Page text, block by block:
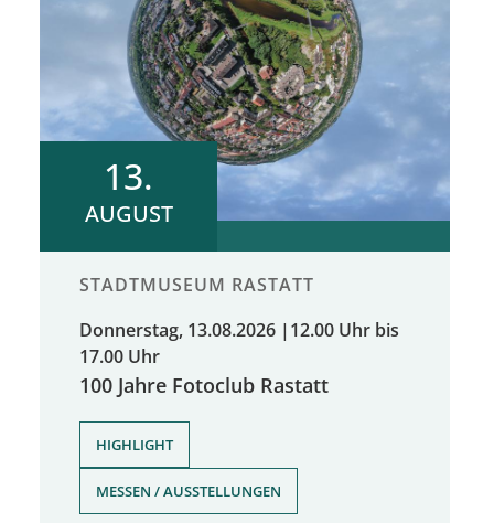
13.
AUGUST
STADTMUSEUM RASTATT
Donnerstag, 13.08.2026 | 12.00 Uhr bis
17.00 Uhr
100 Jahre Fotoclub Rastatt
HIGHLIGHT
MESSEN / AUSSTELLUNGEN